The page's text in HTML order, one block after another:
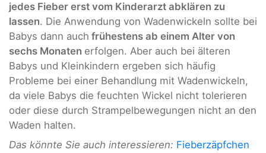
jedes Fieber erst vom Kinderarzt abklären zu
lassen. Die Anwendung von Wadenwickeln sollte bei
Babys dann auch frühestens ab einem Alter von
sechs Monaten erfolgen. Aber auch bei älteren
Babys und Kleinkindern ergeben sich häufig
Probleme bei einer Behandlung mit Wadenwickeln,
da viele Babys die feuchten Wickel nicht tolerieren
oder diese durch Strampelbewegungen nicht an den
Waden halten.
Das könnte Sie auch interessieren: Fieberzäpfchen